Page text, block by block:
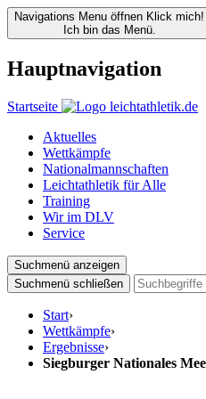
Navigations Menu öffnen Klick mich!
Ich bin das Menü.
Hauptnavigation
Startseite
Aktuelles
Wettkämpfe
Nationalmannschaften
Leichtathletik für Alle
Training
Wir im DLV
Service
Suchmenü anzeigen
Suchmenü schließen
Start›
Wettkämpfe›
Ergebnisse›
Siegburger Nationales